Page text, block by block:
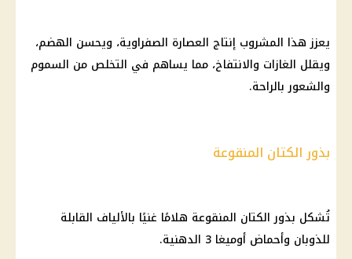
يعزز هذا المشروب إنتاج العصارة الصفراوية، ويحسن الهضم،
ويقلل الغازات والانتفاخ، مما يساهم في التخلص من السموم
والشعور بالراحة.
بذور الكتان المنقوعة
تُشكل بذور الكتان المنقوعة هلامًا غنيًا بالألياف القابلة
للذوبان وأحماض أوميغا 3 الدهنية.